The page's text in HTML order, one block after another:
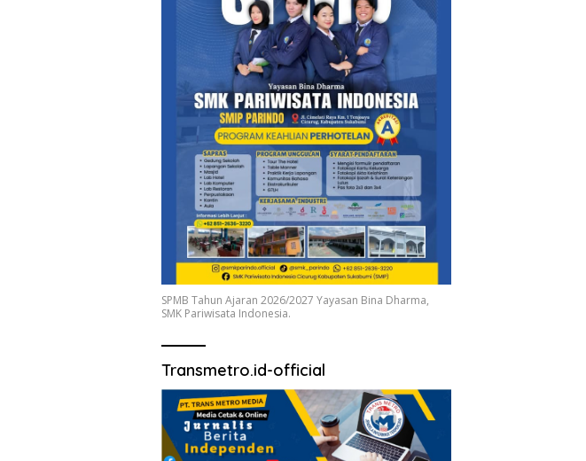
SPMB Tahun Ajaran 2026/2027 Yayasan Bina Dharma,
SMK Pariwisata Indonesia.
Transmetro.id-official